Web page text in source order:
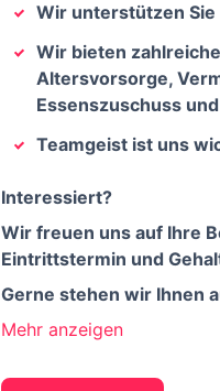
Wir unterstützen
Wir bieten
Altersvorsorge,
Essenszuschuss
Teamgeist ist uns
Interessiert?
Wir freuen uns auf Ihre
Eintrittstermin und
Gerne stehen wir Ihnen
Mehr anzeigen